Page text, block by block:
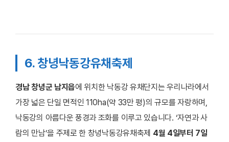
6. 창녕낙동강유채축제
경남 창녕군 남지읍에 위치한 낙동강 유채단지는 우리나라에서
가장 넓은 단일 면적인 110ha(약 33만 평)의 규모를 자랑하며,
낙동강의 아름다운 풍경과 조화를 이루고 있습니다. ‘자연과 사
람의 만남’을 주제로 한 창녕낙동강유채축제 4월 4일부터 7일